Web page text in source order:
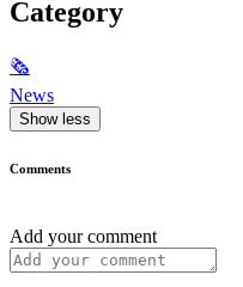
Category
🗞
News
Show less
Comments
Add your comment